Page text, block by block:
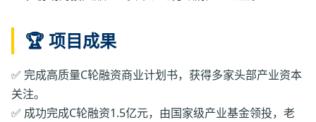
🏆 项目成果
✅ 完成高质量C轮融资商业计划书，获得多家头部产业资本
关注。
✅ 成功完成C轮融资1.5亿元，由国家级产业基金领投，老